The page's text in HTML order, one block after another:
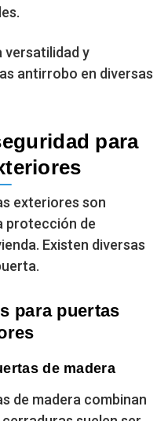
versatilidad y
antirrobo en diversas
para
exteriores son
protección de
Existen diversas
para puertas
de madera
de madera combinan